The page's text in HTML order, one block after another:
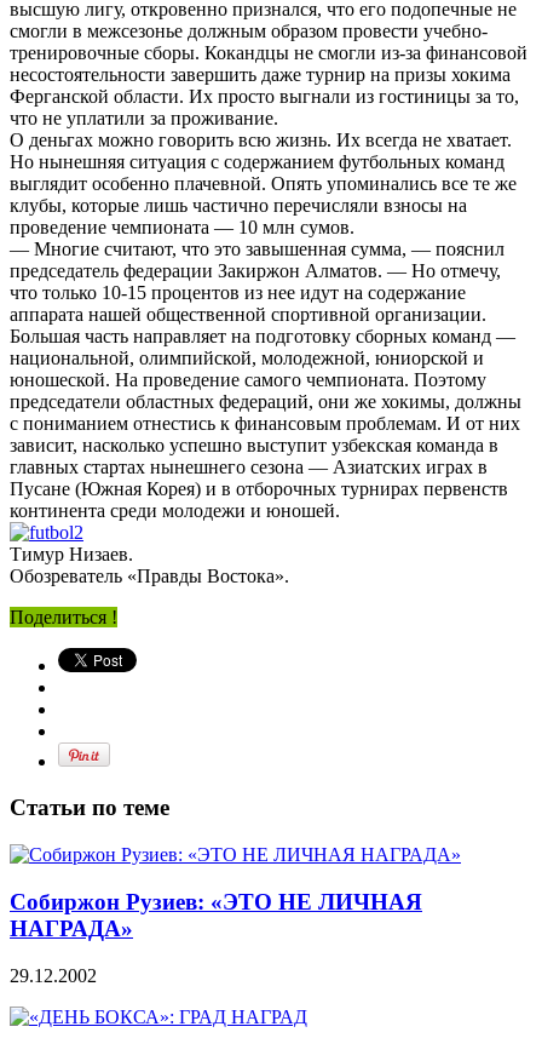
высшую лигу, откровенно признался, что его подопечные не
смогли в межсезонье должным образом провести учебно-
тренировочные сборы. Кокандцы не смогли из-за финансовой
несостоятельности завершить даже турнир на призы хокима
Ферганской области. Их просто выгнали из гостиницы за то,
что не уплатили за проживание.
О деньгах можно говорить всю жизнь. Их всегда не хватает.
Но нынешняя ситуация с содержанием футбольных команд
выглядит особенно плачевной. Опять упоминались все те же
клубы, которые лишь частично перечисляли взносы на
проведение чемпионата — 10 млн сумов.
— Многие считают, что это завышенная сумма, — пояснил
председатель федерации Закиржон Алматов. — Но отмечу,
что только 10-15 процентов из нее идут на содержание
аппарата нашей общественной спортивной организации.
Большая часть направляет на подготовку сборных команд —
национальной, олимпийской, молодежной, юниорской и
юношеской. На проведение самого чемпионата. Поэтому
председатели областных федераций, они же хокимы, должны
с пониманием отнестись к финансовым проблемам. И от них
зависит, насколько успешно выступит узбекская команда в
главных стартах нынешнего сезона — Азиатских играх в
Пусане (Южная Корея) и в отборочных турнирах первенств
континента среди молодежи и юношей.
Тимур Низаев.
Обозреватель «Правды Востока».
Поделиться !
Статьи по теме
Собиржон Рузиев: «ЭТО НЕ ЛИЧНАЯ
НАГРАДА»
29.12.2002